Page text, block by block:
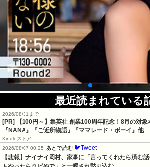
最近読まれている
2026/08/31まで
[PR]
【100円～】集英社 創業100周年記念！8月の対象
『NANA』『ご近所物語』『ママレード・ボーイ』他
Kindleストア
2026/08/07 00:25
あとで読む 🐦Tweet
【悲報】ナイナイ岡村、家事に「言ってくれたら済む